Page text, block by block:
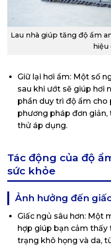
Lau nhà giúp tăng độ ẩm
hiệu
Giữ lại hơi ẩm: Một số
sau khi ướt sẽ giúp hơi
phần duy trì độ ẩm
phương pháp đơn
thử áp dụng.
Tác động của độ
sức khỏe
Ảnh hưởng đến
Giấc ngủ sâu hơn: Một
hợp giúp bạn cảm thấy
trạng khô họng và da,